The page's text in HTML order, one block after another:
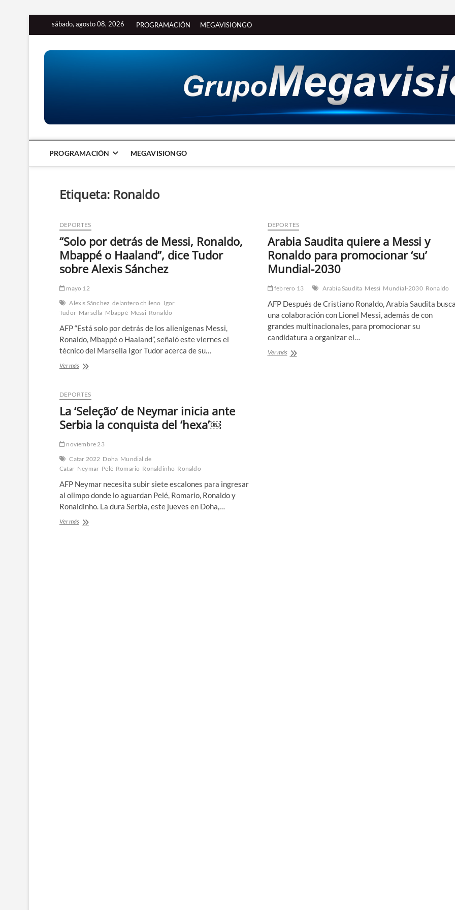
sábado, agosto 08, 2026 PROGRAMACIÓN MEGAVISIONGO
PROGRAMACIÓN MEGAVISIONGO
Etiqueta: Ronaldo
DEPORTES
“Solo por detrás de Messi, Ronaldo,
Mbappé o Haaland”, dice Tudor
sobre Alexis Sánchez
mayo 12
Alexis Sánchez delantero chileno Igor
Tudor Marsella Mbappé Messi Ronaldo
AFP “Está solo por detrás de los alienígenas Messi,
Ronaldo, Mbappé o Haaland”, señaló este viernes el
técnico del Marsella Igor Tudor acerca de su…
Ver más“Solo
de
Messi,
Ronaldo,
Mbappé
o
dice
Tudor
sobre
Sánchez
DEPORTES
Arabia Saudita quiere a Messi y
Ronaldo para promocionar ‘su’
Mundial-2030
febrero 13 Arabia Saudita Messi Mundial-2030 Ronaldo
AFP Después de Cristiano Ronaldo, Arabia Saudita busca
una colaboración con Lionel Messi, además de con
grandes multinacionales, para promocionar su
candidatura a organizar el…
Ver másArabia
DEPORTES
La ‘Seleção’ de Neymar inicia ante
Serbia la conquista del ‘hexa’￼
noviembre 23
Catar 2022 Doha Mundial de
Catar Neymar Pelé Romario Ronaldinho Ronaldo
AFP Neymar necesita subir siete escalones para ingresar
al olimpo donde lo aguardan Pelé, Romario, Ronaldo y
Ronaldinho. La dura Serbia, este jueves en Doha,…
Ver másLa